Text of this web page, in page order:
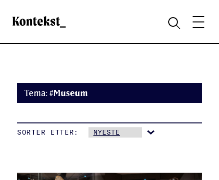
Kontekst
SØKMENY
Tema:#Museum
SORTER ETTER: